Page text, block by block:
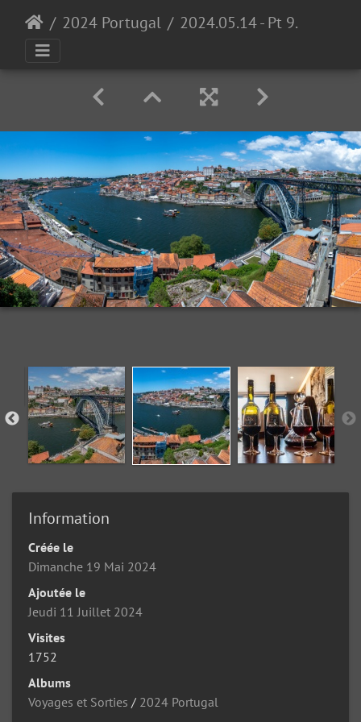
2024 Portugal
Information
Créée le
Dimanche 19 Mai 2024
Ajoutée le
Jeudi 11 Juillet 2024
Visites
1752
Albums
Voyages et Sorties / 2024 Portugal